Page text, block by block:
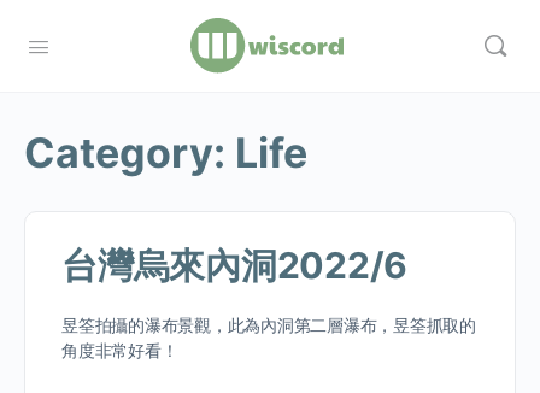
Category: Life
台灣烏來內洞2022/6
昱筌拍攝的瀑布景觀，此為內洞第二層瀑布，昱筌抓取的
角度非常好看！